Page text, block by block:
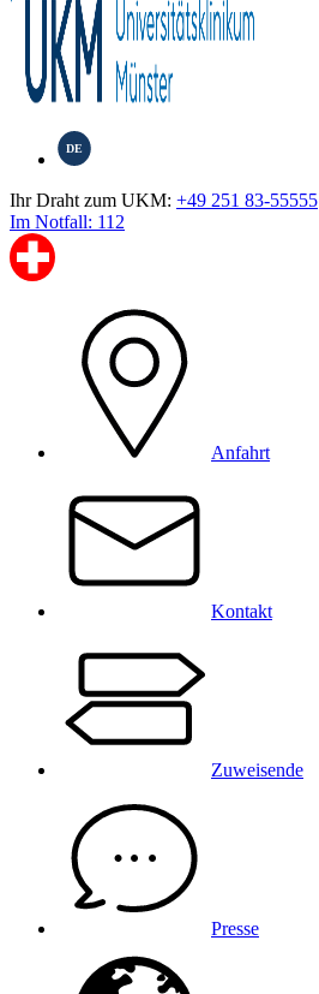
DE
Ihr Draht zum UKM: +49 251 83-55555
Im Notfall: 112
Anfahrt
Kontakt
Zuweisende
Presse